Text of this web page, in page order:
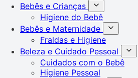
Bebês e Crianças
Higiene do Bebê
Bebês e Maternidade
Fraldas e Higiene
Beleza e Cuidado Pessoal
Cuidados com o Bebê
Higiene Pessoal